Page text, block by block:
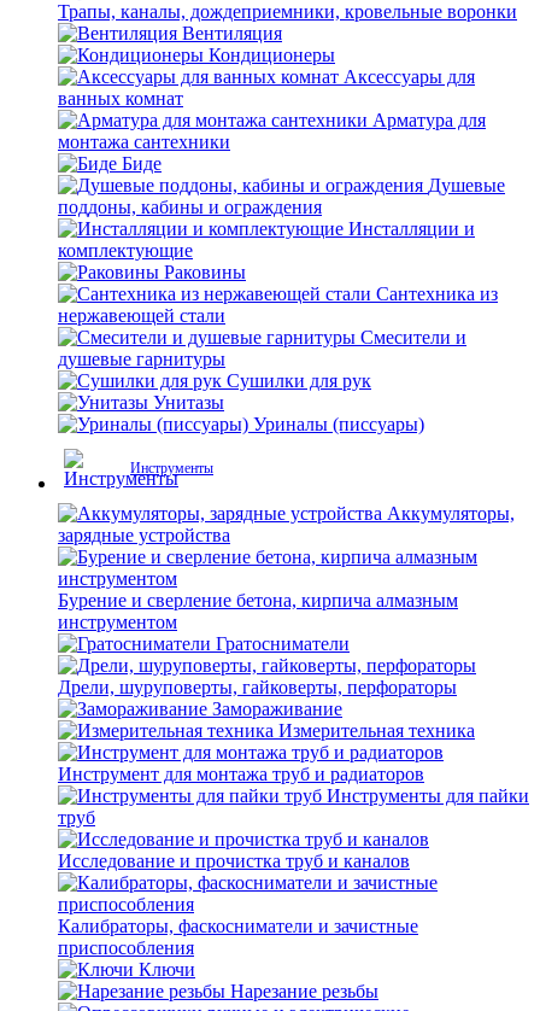
Трапы, каналы, дождеприемники, кровельные воронки
Вентиляция
Кондиционеры
Аксессуары для
ванных комнат
Арматура для
монтажа сантехники
Биде
Душевые
поддоны, кабины и ограждения
Инсталляции и
комплектующие
Раковины
Сантехника из
нержавеющей стали
Смесители и
душевые гарнитуры
Сушилки для рук
Унитазы
Уриналы (писсуары)
Инструменты
Аккумуляторы,
зарядные устройства
Бурение и сверление бетона, кирпича алмазным
инструментом
Гратосниматели
Дрели, шуруповерты, гайковерты, перфораторы
Замораживание
Измерительная техника
Инструмент для монтажа труб и радиаторов
Инструменты для пайки
труб
Исследование и прочистка труб и каналов
Калибраторы, фаскосниматели и зачистные
приспособления
Ключи
Нарезание резьбы